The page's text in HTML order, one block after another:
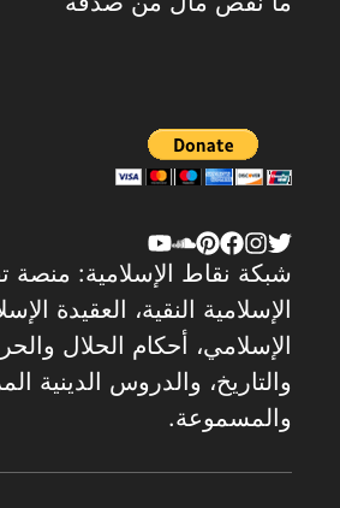
شبكة نقاط الإسلامية: منصة
الإسلامية النقية، العقيدة
الإسلامي، أحكام الحلال
والتاريخ، والدروس الدينية
والمسموعة.